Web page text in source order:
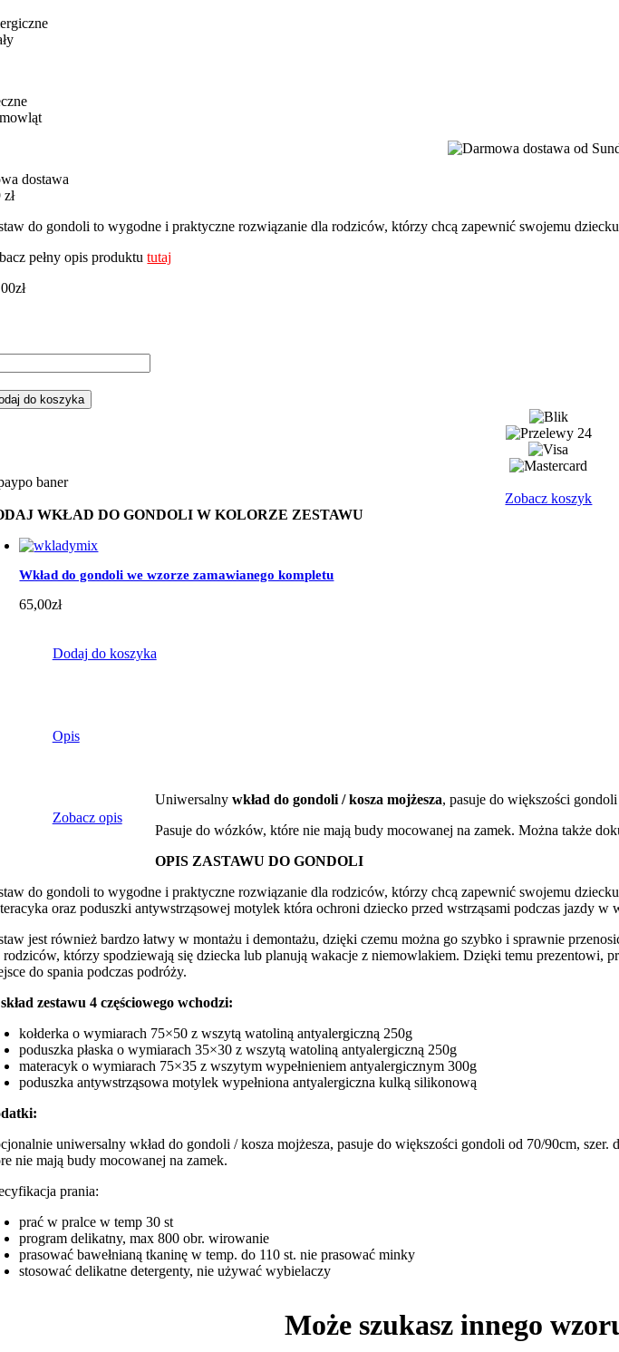
dostawa
do gondoli to wygodne i praktyczne rozwiązanie dla rodziców, którzy chcą zapewnić swojemu
pełny opis produktututaj
zł
do koszyka
Zobacz koszyk
WKŁAD DO GONDOLI W KOLORZE ZESTAWU
Wkład do gondoli we wzorze zamawianego kompletu
65,00zł
Dodaj do koszyka
Opis
Zobacz opis
Uniwersalny wkład do gondoli / kosza mojżesza, pasuje do większości
Pasuje do wózków, które nie mają budy mocowanej na zamek. Można także
OPIS ZASTAWU DO GONDOLI
do gondoli to wygodne i praktyczne rozwiązanie dla rodziców, którzy chcą zapewnić swojemu
oraz poduszki antywstrząsowej motylek która ochroni dziecko przed wstrząsami podczas jazdy w
jest również bardzo łatwy w montażu i demontażu, dzięki czemu można go szybko i sprawnie
rodziców, którzy spodziewają się dziecka lub planują wakacje z niemowlakiem. Dzięki temu prezentowi,
do spania podczas podróży.
zestawu 4 częściowego wchodzi:
kołderka o wymiarach 75×50 z wszytą watoliną antyalergiczną 250g
poduszka płaska o wymiarach 35×30 z wszytą watoliną antyalergiczną 250g
materacyk o wymiarach 75×35 z wszytym wypełnieniem antyalergicznym 300g
poduszka antywstrząsowa motylek wypełniona antyalergiczna kulką silikonową
uniwersalny wkład do gondoli / kosza mojżesza, pasuje do większości gondoli od 70/90cm,
nie mają budy mocowanej na zamek.
prania:
prać w pralce w temp 30 st
program delikatny, max 800 obr. wirowanie
prasować bawełnianą tkaninę w temp. do 110 st. nie prasować minky
stosować delikatne detergenty, nie używać wybielaczy
Może szukasz innego